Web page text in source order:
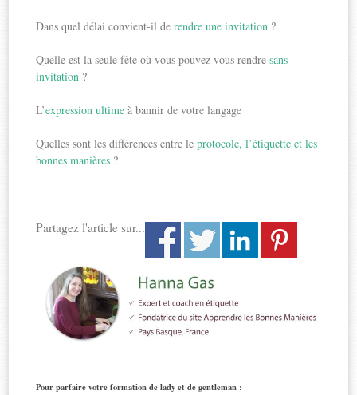
Dans quel délai convient-il derendre une invitation ?
Quelle est la seule fête où vous pouvez vous rendresans
invitation ?
L’expression ultime à bannir de votre langage
Quelles sont les différences entre leprotocole, l’étiquette et les
bonnes manières ?
Partagez l'article sur...
Pour parfaire votre formation de lady et de gentleman :